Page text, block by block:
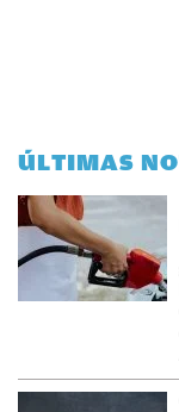
ÚLTIMAS